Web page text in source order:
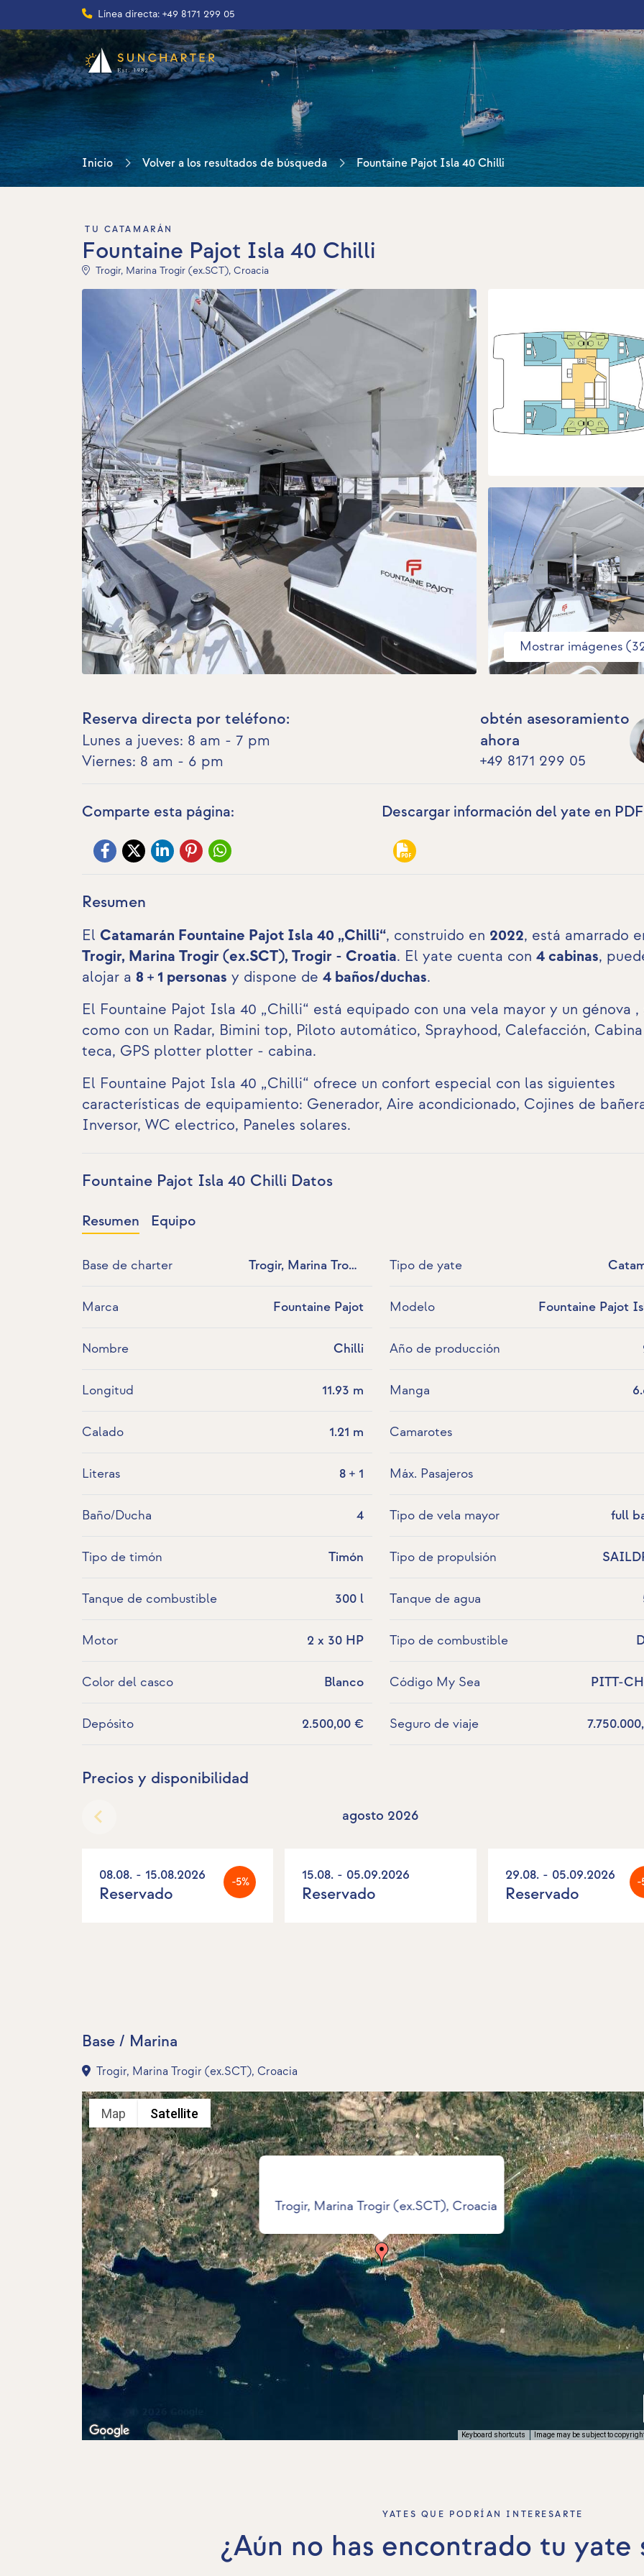
Línea directa: +49 8171 299 05
Inicio Volver a los resultados de búsqueda Fountaine Pajot Isla 40 Chilli
TU CATAMARÁN
Fountaine Pajot Isla 40 Chilli
Trogir, Marina Trogir (ex.SCT), Croacia
Mostrar imágenes
Reserva directa por teléfono:
Lunes a jueves: 8 am - 7 pm
Viernes: 8 am - 6 pm
obtén asesoramiento
ahora
+49 8171 299 05
Comparte esta página: Descargar información del yate en
Resumen
El Catamarán Fountaine Pajot Isla 40 „Chilli“, construido en 2022, está amarrado
Trogir, Marina Trogir (ex.SCT), Trogir - Croatia. El yate cuenta con 4 cabinas,
alojar a 8 + 1 personas y dispone de 4 baños/duchas.
El Fountaine Pajot Isla 40 „Chilli“ está equipado con una vela mayor y un génova ,
como con un Radar, Bimini top, Piloto automático, Sprayhood, Calefacción,
teca, GPS plotter plotter - cabina.
El Fountaine Pajot Isla 40 „Chilli“ ofrece un confort especial con las siguientes
características de equipamiento: Generador, Aire acondicionado, Cojines de
Inversor, WC electrico, Paneles solares.
Fountaine Pajot Isla 40 Chilli Datos
Resumen Equipo
Base de charter
Trogir, Marina Trogir
Tipo de yate
Marca Fountaine Pajot Modelo Fountaine Pajot
Nombre Chilli Año de producción
Longitud 11.93 m Manga
Calado 1.21 m Camarotes
Literas 8 + 1 Máx. Pasajeros
Baño/Ducha 4 Tipo de vela mayor full
Tipo de timón Timón Tipo de propulsión
Tanque de combustible 300 l Tanque de agua
Motor 2 x 30 HP Tipo de combustible
Color del casco Blanco Código My Sea PITT-
Depósito 2.500,00 € Seguro de viaje
Precios y disponibilidad
agosto 2026
08.08. - 15.08.2026 -5%
Reservado
15.08. - 05.09.2026
Reservado
29.08. - 05.09.2026 -
Reservado
Base / Marina
Trogir, Marina Trogir (ex.SCT), Croacia
Trogir, Marina Trogir (ex.SCT), Croacia
Map Satellite
Keyboard shortcuts Image may be subject to
YATES QUE PODRÍAN INTERESARTE
¿Aún no has encontrado tu yate